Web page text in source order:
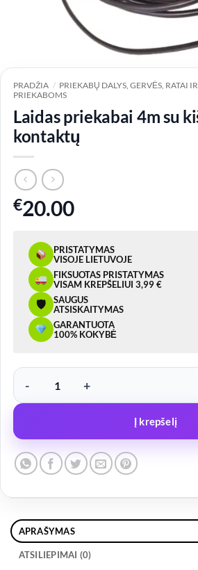
PRADŽIA / PRIEKABŲ DALYS, GERVĖS, RATAI
PRIEKABOMS
Laidas priekabai 4m su
kontaktų
€20.00
PRISTATYMAS
VISOJE LIETUVOJE
FIKSUOTAS PRISTATYMAS
VISAM KREPŠELIUI 3,99 €
🛡
SAUGUS
ATSISKAITYMAS
GARANTUOTA
100% KOKYBĖ
produkto kiekis: Laidas priekabai 4m su
Į krepšelį
APRAŠYMAS
ATSILIEPIMAI (0)